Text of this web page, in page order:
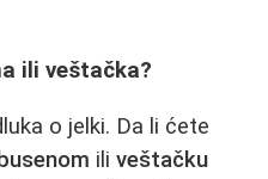
ili veštačka?
o jelki. Da li ćete
ili veštačku